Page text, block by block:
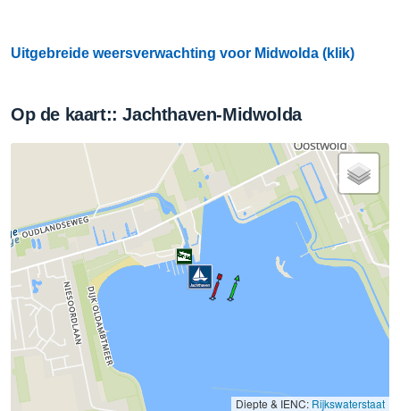
Uitgebreide weersverwachting voor Midwolda (klik)
Op de kaart:: Jachthaven-Midwolda
Diepte & IENC: Rijkswaterstaat